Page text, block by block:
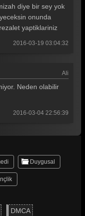
diye bir sey yok
onunda
yaptiklariniz
2016-03-19 03:04:32
Ali
Neden olabilir
2016-03-04 22:56:39
Duygusal
DMCA